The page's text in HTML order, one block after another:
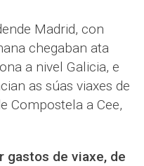
Madrid, con
chegaban ata
a nivel Galicia, e
as súas viaxes de
Compostela a Cee,
gastos de viaxe, de